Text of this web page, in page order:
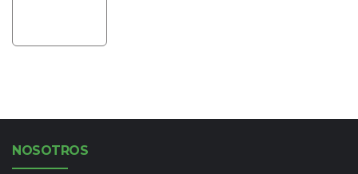
NOSOTROS